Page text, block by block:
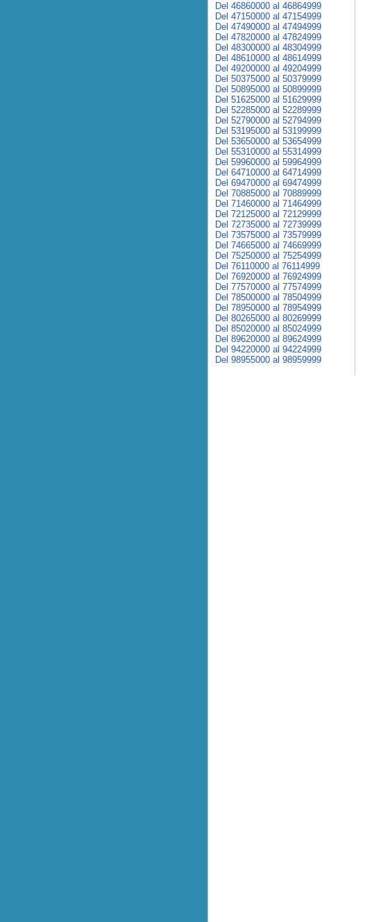
Del 46860000 al 46864999
Del 47150000 al 47154999
Del 47490000 al 47494999
Del 47820000 al 47824999
Del 48300000 al 48304999
Del 48610000 al 48614999
Del 49200000 al 49204999
Del 50375000 al 50379999
Del 50895000 al 50899999
Del 51625000 al 51629999
Del 52285000 al 52289999
Del 52790000 al 52794999
Del 53195000 al 53199999
Del 53650000 al 53654999
Del 55310000 al 55314999
Del 59960000 al 59964999
Del 64710000 al 64714999
Del 69470000 al 69474999
Del 70885000 al 70889999
Del 71460000 al 71464999
Del 72125000 al 72129999
Del 72735000 al 72739999
Del 73575000 al 73579999
Del 74665000 al 74669999
Del 75250000 al 75254999
Del 76110000 al 76114999
Del 76920000 al 76924999
Del 77570000 al 77574999
Del 78500000 al 78504999
Del 78950000 al 78954999
Del 80265000 al 80269999
Del 85020000 al 85024999
Del 89620000 al 89624999
Del 94220000 al 94224999
Del 98955000 al 98959999